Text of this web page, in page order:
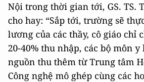
Nội trong thời gian tới, GS. TS.
cho hay: “Sắp tới, trường sẽ
lương của các thầy, cô giáo chỉ
20-40% thu nhập, các bộ môn y
nguồn thu thêm từ Trung tâm
Công nghệ mô ghép cùng các